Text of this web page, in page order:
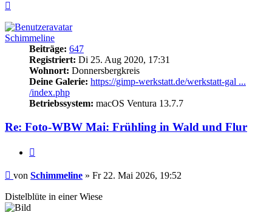
Schimmeline
Beiträge: 647
Registriert: Di 25. Aug 2020, 17:31
Wohnort: Donnersbergkreis
Deine Galerie: https://gimp-werkstatt.de/werkstatt-gal ...
/index.php
Betriebssystem: macOS Ventura 13.7.7
Re: Foto-WBW Mai: Frühling in Wald und Flur
Beitrag
von Schimmeline » Fr 22. Mai 2026, 19:52
Distelblüte in einer Wiese